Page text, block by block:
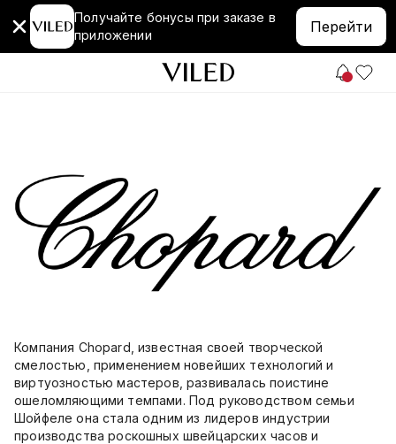
Получайте бонусы при заказе в
приложении
Перейти
Компания Chopard, известная своей творческой
смелостью, применением новейших технологий и
виртуозностью мастеров, развивалась поистине
ошеломляющими темпами. Под руководством семьи
Шойфеле она стала одним из лидеров индустрии
производства роскошных швейцарских часов и